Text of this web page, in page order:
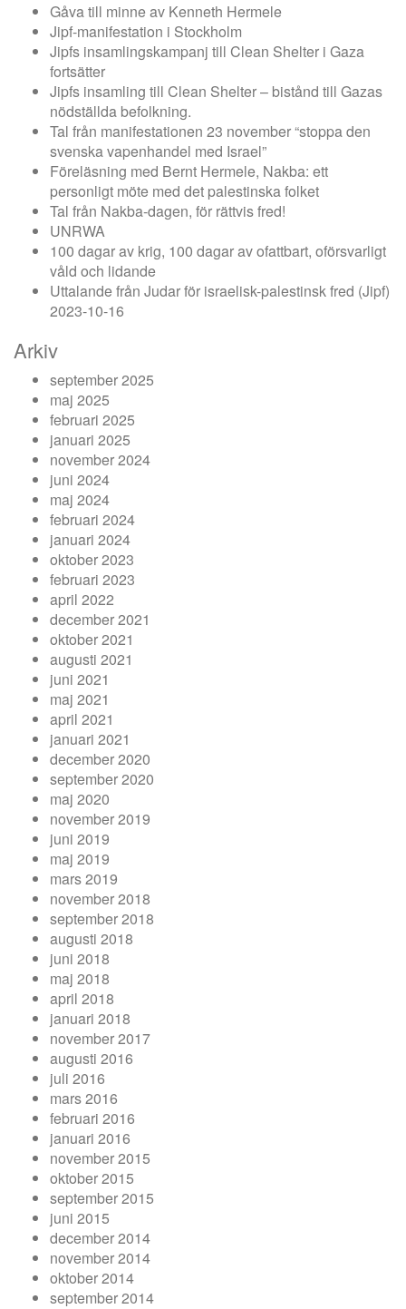
Gåva till minne av Kenneth Hermele
Jipf-manifestation i Stockholm
Jipfs insamlingskampanj till Clean Shelter i Gaza
fortsätter
Jipfs insamling till Clean Shelter – bistånd till Gazas
nödställda befolkning.
Tal från manifestationen 23 november “stoppa den
svenska vapenhandel med Israel”
Föreläsning med Bernt Hermele, Nakba: ett
personligt möte med det palestinska folket
Tal från Nakba-dagen, för rättvis fred!
UNRWA
100 dagar av krig, 100 dagar av ofattbart, oförsvarligt
våld och lidande
Uttalande från Judar för israelisk-palestinsk fred (Jipf)
2023-10-16
Arkiv
september 2025
maj 2025
februari 2025
januari 2025
november 2024
juni 2024
maj 2024
februari 2024
januari 2024
oktober 2023
februari 2023
april 2022
december 2021
oktober 2021
augusti 2021
juni 2021
maj 2021
april 2021
januari 2021
december 2020
september 2020
maj 2020
november 2019
juni 2019
maj 2019
mars 2019
november 2018
september 2018
augusti 2018
juni 2018
maj 2018
april 2018
januari 2018
november 2017
augusti 2016
juli 2016
mars 2016
februari 2016
januari 2016
november 2015
oktober 2015
september 2015
juni 2015
december 2014
november 2014
oktober 2014
september 2014